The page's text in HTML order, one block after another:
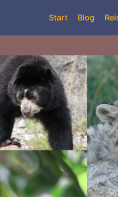
Start Blog